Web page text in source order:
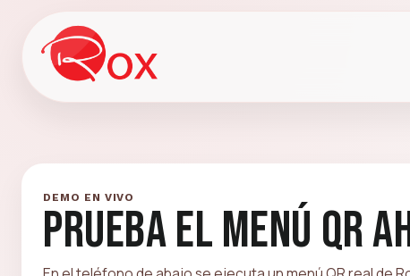
DEMO EN VIVO
Prueba el menú QR